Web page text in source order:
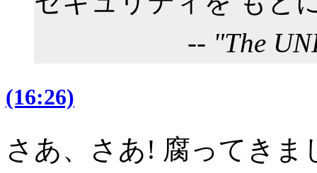
-- "The
(16:26)
さあ、さあ! 腐ってきま